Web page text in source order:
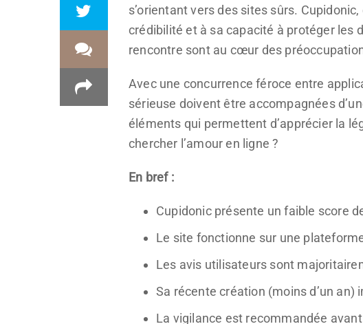
s’orientant vers des sites sûrs.
crédibilité et à sa capacité à protéger les
rencontre sont au cœur des
Avec une concurrence féroce entre
sérieuse doivent être accompagnées
éléments qui permettent d’apprécier la
chercher l’amour en ligne ?
En bref :
Cupidonic présente un faible score
Le site fonctionne sur une
Les avis utilisateurs sont
Sa récente création (moins d’un
La vigilance est recommandée